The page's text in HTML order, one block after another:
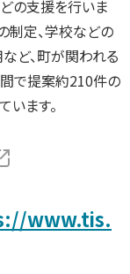
の支援を行いま
制定、学校などの
ど、町が関われる
で提案約210件の
います。
www.tis.